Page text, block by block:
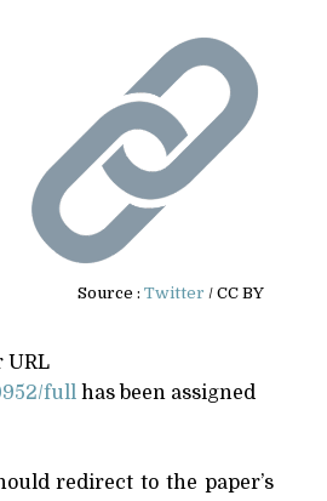
endocriniennes
Maladies
infectieuses
Vaccins
Citoyenneté
Éthique
Bienveillance
Propagande
Source : Twitter / CC BY
URL
​f​ull has been assigned
redirect to the paper’s